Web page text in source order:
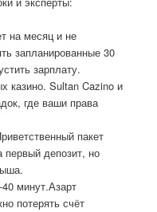
на месяц и не
запланированные 30
зарплату.
казино. Sultan Cazino и
где ваши права
пакет
депозит, но
минут.Азарт
потерять счёт